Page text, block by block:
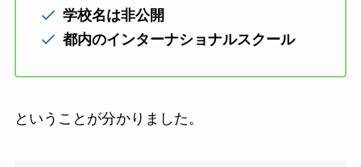
学校名は非公開
都内のインターナショナルスクール
ということが分かりました。